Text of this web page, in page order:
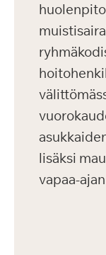
lisäksi
vapaa-